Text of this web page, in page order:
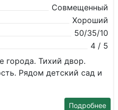
Совмещенный
Хороший
50/35/10
4 / 5
города. Тихий двор.
Рядом детский сад и
Подробнее